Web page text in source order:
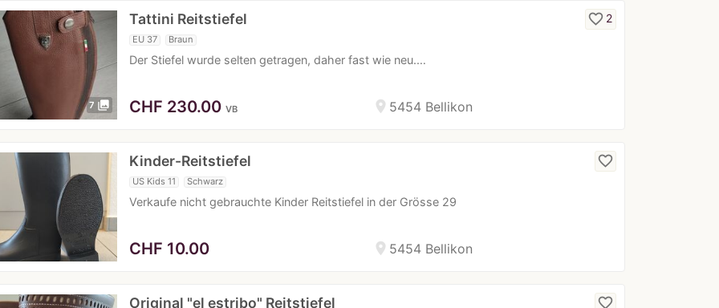
7 photo_library
Tattini Reitstiefel
EU 37 Braun
Der Stiefel wurde selten getragen, daher fast wie neu.…
favorite_border 2
location_on 5454 Bellikon
CHF 230.00 VB
Kinder-Reitstiefel
US Kids 11 Schwarz
Verkaufe nicht gebrauchte Kinder Reitstiefel in der Grösse 29
favorite_border
location_on 5454 Bellikon
CHF 10.00
Original "el estribo" Reitstiefel favorite_border